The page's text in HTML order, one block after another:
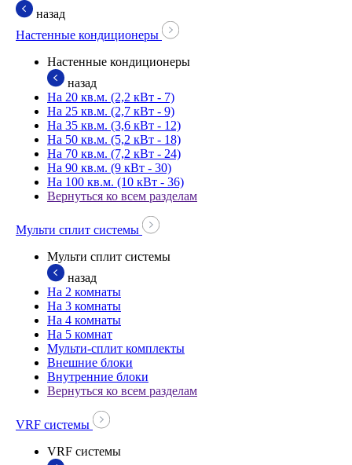
назад
Настенные кондиционеры
Настенные кондиционеры
назад
На 20 кв.м. (2,2 кВт - 7)
На 25 кв.м. (2,7 кВт - 9)
На 35 кв.м. (3,6 кВт - 12)
На 50 кв.м. (5,2 кВт - 18)
На 70 кв.м. (7,2 кВт - 24)
На 90 кв.м. (9 кВт - 30)
На 100 кв.м. (10 кВт - 36)
Вернуться ко всем разделам
Мульти сплит системы
Мульти сплит системы
назад
На 2 комнаты
На 3 комнаты
На 4 комнаты
На 5 комнат
Мульти-сплит комплекты
Внешние блоки
Внутренние блоки
Вернуться ко всем разделам
VRF системы
VRF системы